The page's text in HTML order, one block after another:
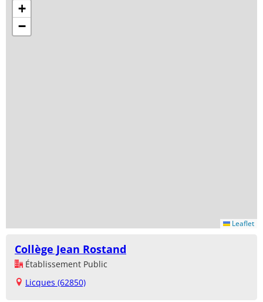
+
−
Leaflet
Collège Jean Rostand
Établissement Public
Licques (62850)